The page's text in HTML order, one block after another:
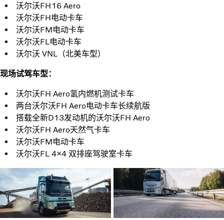
沃尔沃FH16 Aero
沃尔沃FH电动卡车
沃尔沃FM电动卡车
沃尔沃FL电动卡车
沃尔沃 VNL（北美车型）
现场试驾车型：
沃尔沃FH Aero氢内燃机测试卡车
两台沃尔沃FH Aero电动卡车长续航版
搭载全新D13发动机的沃尔沃FH Aero
沃尔沃FH Aero天然气卡车
沃尔沃FM电动卡车
沃尔沃FL 4×4 双排座驾驶室卡车